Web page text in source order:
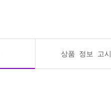
상품 정보 고시